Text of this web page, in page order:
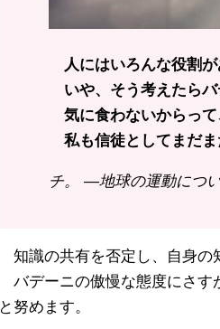
人にはいろんな役割が
いや、そう考えたらバ
気に食わないからって
私も信徒としてまだま
チ。 ―地球の運動につ
知識の共有を否定し、自身の
バデーニの傲慢な態度にさす
と努めます。